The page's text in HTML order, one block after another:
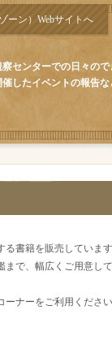
ーン）Webサイトへ
察センターでの日々の
催したイベントの報告
る書籍を販売していま
まで、幅広くご用意し
ーナーをご利用くださ